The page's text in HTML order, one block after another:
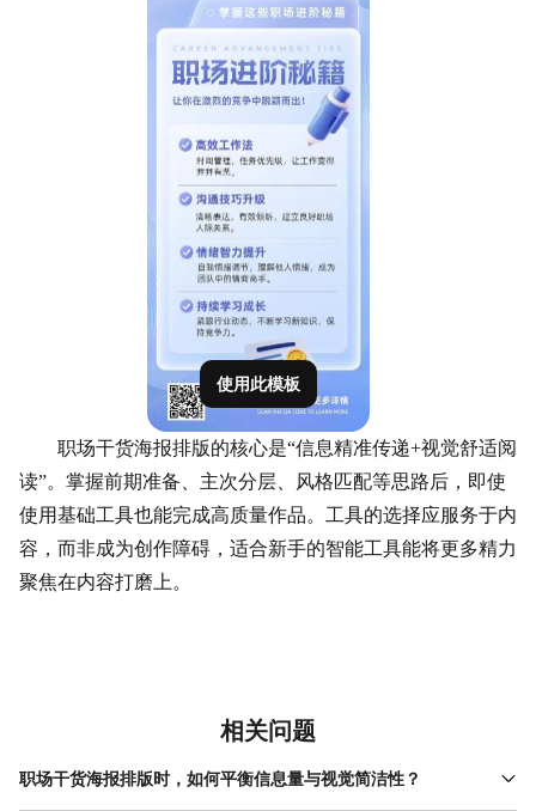
使用此模板
职场干货海报排版的核心是“信息精准传递+视觉舒适阅
读”。掌握前期准备、主次分层、风格匹配等思路后，即使
使用基础工具也能完成高质量作品。工具的选择应服务于内
容，而非成为创作障碍，适合新手的智能工具能将更多精力
聚焦在内容打磨上。
相关问题
职场干货海报排版时，如何平衡信息量与视觉简洁性？